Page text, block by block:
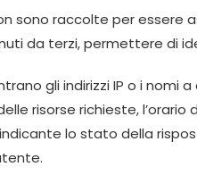
sono raccolte per
da terzi, permettere di
gli indirizzi IP o i nomi
risorse richieste,
lo stato della